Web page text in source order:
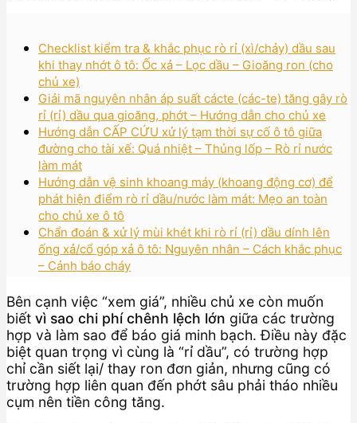
Checklist kiểm tra & khắc phục rò rỉ (xì/chảy) dầu sau
khi thay nhớt ô tô: Ốc xả – Lọc dầu – Gioăng ron (cho
chủ xe)
Giải mã nguyên nhân áp suất cácte (các-te) tăng gây rò
rỉ (rỉ) dầu qua gioăng, phớt – Hướng dẫn cho chủ xe
Hướng dẫn CẤP CỨU xử lý tạm thời sự cố ô tô giữa
đường cho tài xế: Quá nhiệt – Thủng lốp – Rò rỉ nước
làm mát
Hướng dẫn vệ sinh khoang máy (khoang động cơ) để
phát hiện điểm rò rỉ dầu/nước làm mát: Mẹo an toàn
cho chủ xe ô tô
Chẩn đoán & xử lý mùi khét khi rò rỉ (rỉ) dầu dính lên
ống xả/cổ góp xả ô tô: Nguyên nhân – Cách khắc phục
– Cảnh báo cháy
Bên cạnh việc “xem giá”, nhiều chủ xe còn muốn
biết vì sao chi phí chênh lệch lớn giữa các trường
hợp và làm sao để báo giá minh bạch. Điều này đặc
biệt quan trọng vì cùng là “rỉ dầu”, có trường hợp
chỉ cần siết lại/ thay ron đơn giản, nhưng cũng có
trường hợp liên quan đến phớt sâu phải tháo nhiều
cụm nên tiền công tăng.